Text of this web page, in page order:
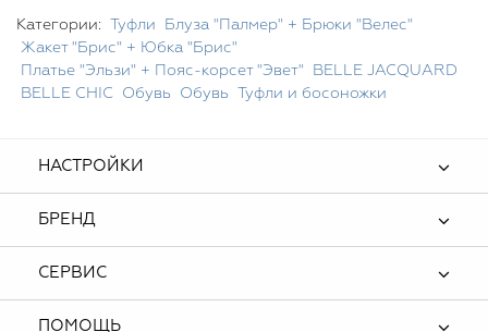
Категории: Туфли
Блуза "Палмер" + Брюки "Велес"
Жакет "Брис" + Юбка "Брис"
Платье "Эльзи" + Пояс-корсет "Эвет"
BELLE JACQUARD
BELLE CHIC
Обувь Обувь Туфли и босоножки
НАСТРОЙКИ
БРЕНД
СЕРВИС
ПОМОЩЬ